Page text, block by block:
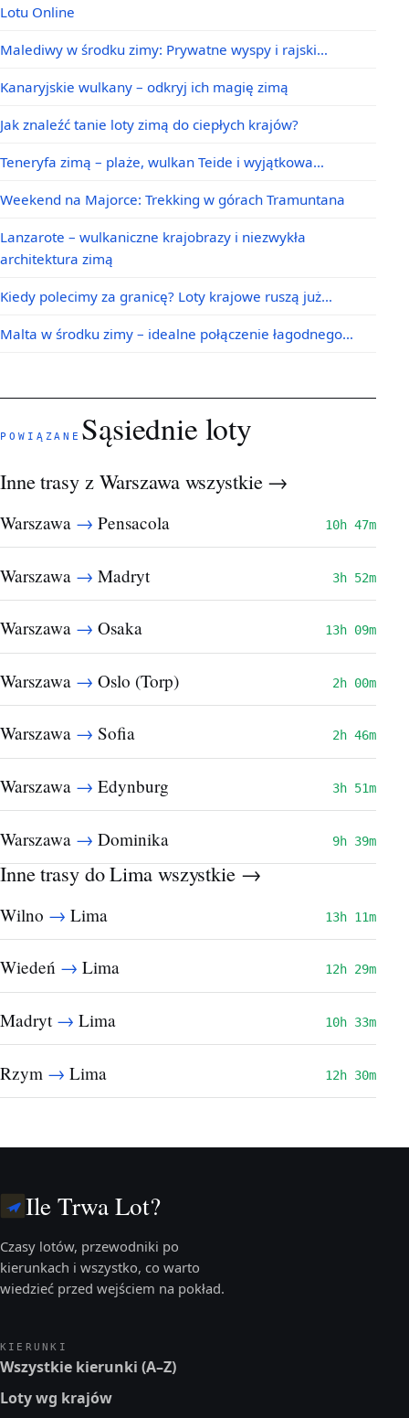
Lotu Online
Malediwy w środku zimy: Prywatne wyspy i rajski…
Kanaryjskie wulkany – odkryj ich magię zimą
Jak znaleźć tanie loty zimą do ciepłych krajów?
Teneryfa zimą – plaże, wulkan Teide i wyjątkowa…
Weekend na Majorce: Trekking w górach Tramuntana
Lanzarote – wulkaniczne krajobrazy i niezwykła
architektura zimą
Kiedy polecimy za granicę? Loty krajowe ruszą już…
Malta w środku zimy – idealne połączenie łagodnego…
POWIĄZANE Sąsiednie loty
Inne trasy z Warszawa wszystkie →
Warszawa → Pensacola 10h 47m
Warszawa → Madryt 3h 52m
Warszawa → Osaka 13h 09m
Warszawa → Oslo (Torp) 2h 00m
Warszawa → Sofia 2h 46m
Warszawa → Edynburg 3h 51m
Warszawa → Dominika 9h 39m
Inne trasy do Limawszystkie →
Wilno → Lima 13h 11m
Wiedeń → Lima 12h 29m
Madryt → Lima 10h 33m
Rzym → Lima 12h 30m
Ile Trwa Lot?
Czasy lotów, przewodniki po
kierunkach i wszystko, co warto
wiedzieć przed wejściem na pokład.
KIERUNKI
Wszystkie kierunki (A–Z)
Loty wg krajów